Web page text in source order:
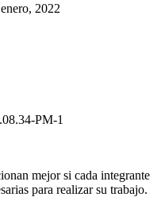
2022
mejor si cada integrante
para realizar su trabajo.